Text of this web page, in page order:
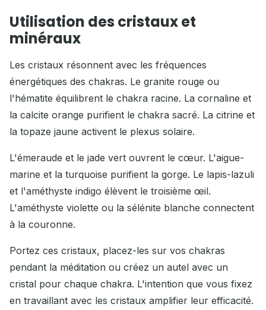
Utilisation des cristaux et
minéraux
Les cristaux résonnent avec les fréquences
énergétiques des chakras. Le granite rouge ou
l'hématite équilibrent le chakra racine. La cornaline et
la calcite orange purifient le chakra sacré. La citrine et
la topaze jaune activent le plexus solaire.
L'émeraude et le jade vert ouvrent le cœur. L'aigue-
marine et la turquoise purifient la gorge. Le lapis-lazuli
et l'améthyste indigo élèvent le troisième œil.
L'améthyste violette ou la sélénite blanche connectent
à la couronne.
Portez ces cristaux, placez-les sur vos chakras
pendant la méditation ou créez un autel avec un
cristal pour chaque chakra. L'intention que vous fixez
en travaillant avec les cristaux amplifier leur efficacité.